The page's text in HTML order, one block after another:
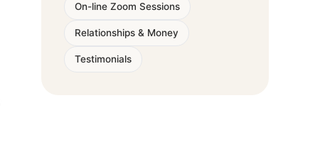
On-line Zoom Sessions
Relationships & Money
Testimonials